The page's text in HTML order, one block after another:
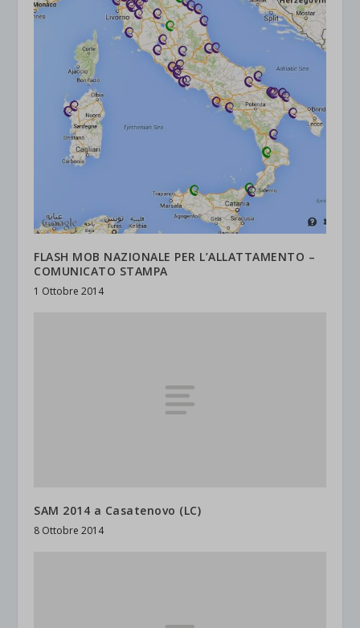
FLASH MOB NAZIONALE PER L’ALLATTAMENTO –
COMUNICATO STAMPA
1 Ottobre 2014
SAM 2014 a Casatenovo (LC)
8 Ottobre 2014